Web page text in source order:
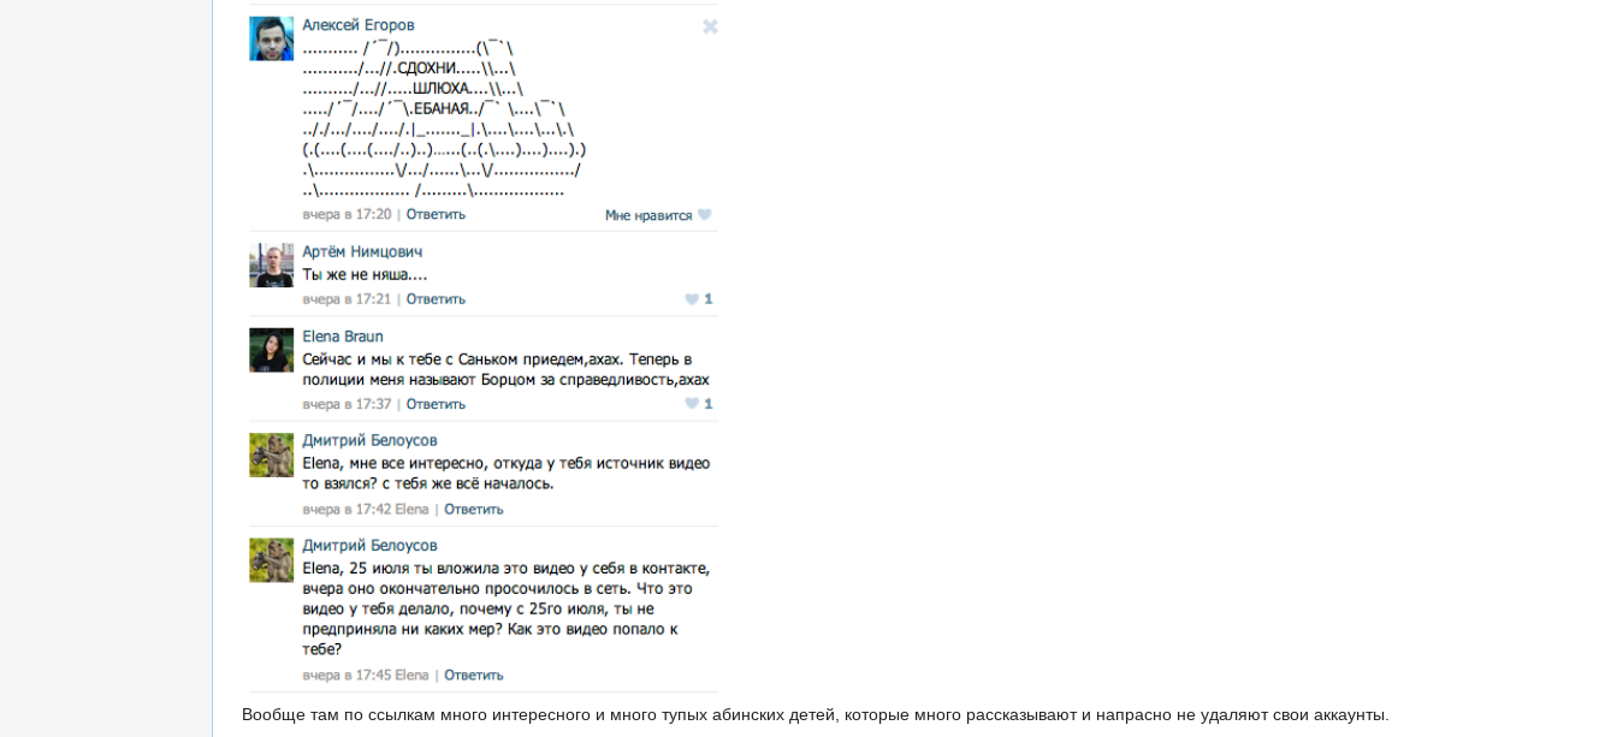
Вообще там по ссылкам много интересного и много тупых абинских детей, которые много рассказывают и напрасно не удаляют свои аккаунты.